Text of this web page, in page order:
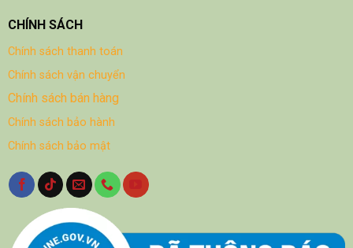
CHÍNH SÁCH
Chính sách thanh toán
Chính sách vận chuyển
Chính sách bán hàng
Chính sách bảo hành
Chính sách bảo mật